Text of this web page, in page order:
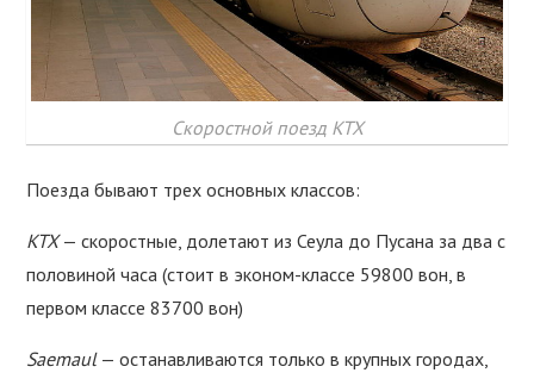
Скоростной поезд KTX
Поезда бывают трех основных классов:
KTX— скоростные, долетают из Сеула до Пусана за два с
половиной часа (стоит в эконом-классе 59800 вон, в
первом классе 83700 вон)
Saemaul— останавливаются только в крупных городах,